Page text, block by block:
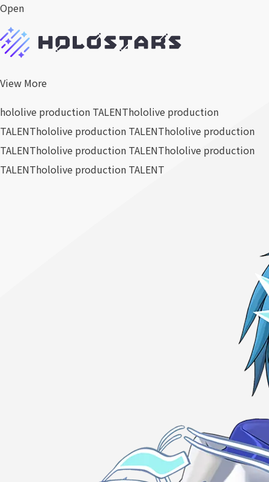
Open
View More
hololive production TALENThololive production
TALENThololive production TALENThololive production
TALENThololive production TALENThololive production
TALENThololive production TALENT